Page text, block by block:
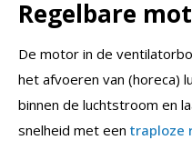
Regelbare
De motor in de
het afvoeren van (horeca)
binnen de luchtstroom en
snelheid met een traploze